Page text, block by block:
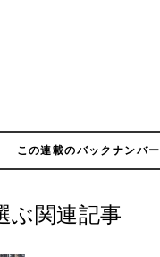
この連載のバックナンバー
ぶ関連記事